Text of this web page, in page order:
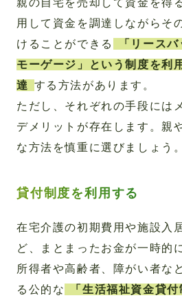
親の自宅を売却して資金を得
用して資金を調達しながらそ
けることができる
「リース
モーゲージ」という制度を利
達
する方法があります。
ただし、それぞれの手段には
デメリットが存在します。親
な方法を慎重に選びましょう。
貸付制度を利用する
在宅介護の初期費用や施設入
ど、まとまったお金が一時的
所得者や高齢者、障がい者な
る公的な
「生活福祉資金貸